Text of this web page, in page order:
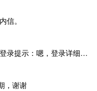
信。
站长，许久没有登陆面板，登录提示：嗯，登录详细信息似乎不正确。请重试。 网站还可以正常使用。如果是密码问题请帮忙重置一下密码。谢谢。订单号：97790，账号：aa20210950。 站长，提交了工单，你回复续期成功，不过我的问题是面部登陆信息有问题，一直是初始密码，现在无法登陆，有时间麻烦排查一下。
，谢谢